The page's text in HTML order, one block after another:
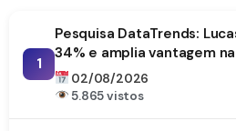
1
Pesquisa DataTrends:
34% e amplia vantagem
da Paraíba
02/08/2026
5.865 vistos